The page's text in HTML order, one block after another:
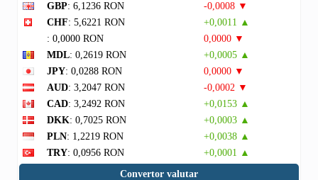
GBP: 6,1236 RON
-0,0008 ▼
CHF: 5,6221 RON
+0,0011 ▲
: 0,0000 RON
0,0000 ▼
MDL: 0,2619 RON
+0,0005 ▲
JPY: 0,0288 RON
0,0000 ▼
AUD: 3,2047 RON
-0,0002 ▼
CAD: 3,2492 RON
+0,0153 ▲
DKK: 0,7025 RON
+0,0003 ▲
PLN: 1,2219 RON
+0,0038 ▲
TRY: 0,0956 RON
+0,0001 ▲
Convertor valutar